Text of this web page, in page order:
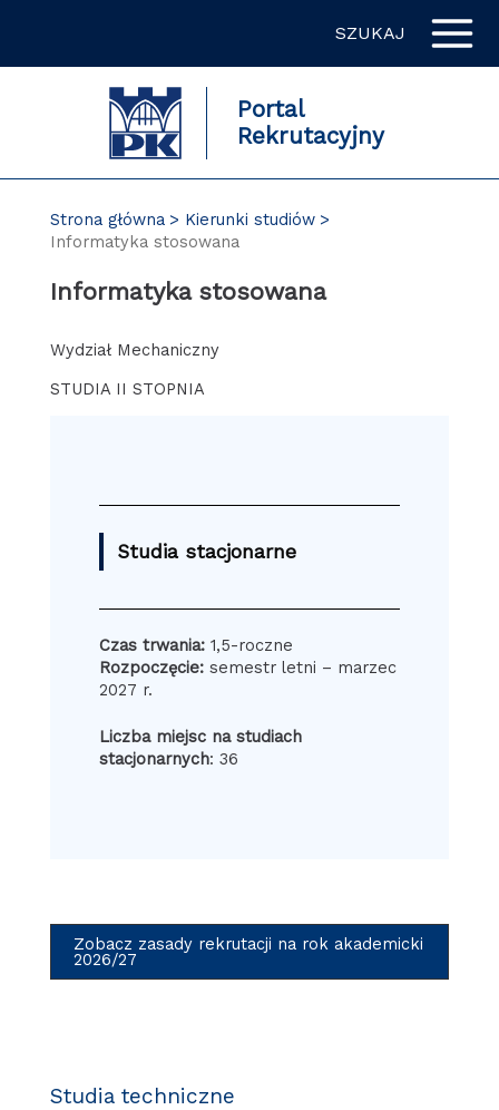
SZUKAJ
Portal
Rekrutacyjny
Strona główna
Kierunki studiów
Informatyka stosowana
Informatyka stosowana
Wydział Mechaniczny
STUDIA II STOPNIA
Studia stacjonarne
Czas trwania:1,5-roczne
Rozpoczęcie:semestr letni – marzec
2027 r.
Liczba miejsc na studiach
stacjonarnych: 36
Zobacz zasady rekrutacji na rok akademicki
2026/27
Studia techniczne